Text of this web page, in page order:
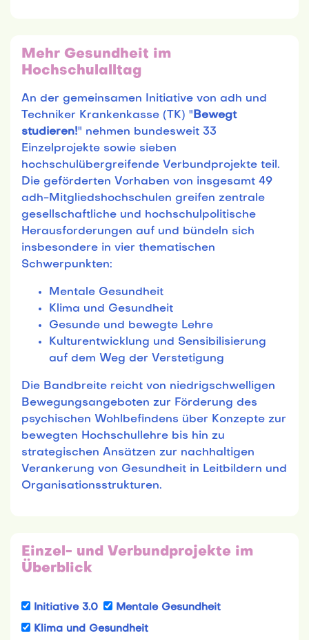
Mehr Gesundheit im
An der gemeinsamen Initiative von adh und
Techniker Krankenkasse (TK) "Bewegt
studieren!" nehmen bundesweit 33
Einzelprojekte sowie sieben
hochschulübergreifende Verbundprojekte teil.
Die geförderten Vorhaben von insgesamt 49
adh-Mitgliedshochschulen greifen zentrale
gesellschaftliche und hochschulpolitische
Herausforderungen auf und bündeln sich
insbesondere in vier thematischen
Mentale Gesundheit
Klima und Gesundheit
Gesunde und bewegte Lehre
Kulturentwicklung und Sensibilisierung
Die Bandbreite reicht von niedrigschwelligen
Bewegungsangeboten zur Förderung des
psychischen Wohlbefindens über Konzepte zur
bewegten Hochschullehre bis hin zu
strategischen Ansätzen zur nachhaltigen
Verankerung von Gesundheit in Leitbildern und
Einzel- und Verbundprojekte im
Initiative 3.0 Mentale Gesundheit